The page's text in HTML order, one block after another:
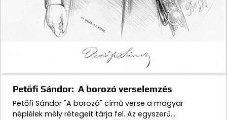
Petőfi Sándor: A borozó verselemzés
Petőfi Sándor "A borozó" című verse a magyar
néplélek mély rétegeit tárja fel. Az egyszerű…